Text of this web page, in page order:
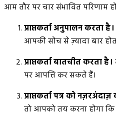
आम तौर पर चार संभावित परिणाम
प्राप्तकर्ता अनुपालन करता है।
आपकी सोच से ज़्यादा बार
प्राप्तकर्ता बातचीत करता है।
पर आपत्ति कर सकते हैं।
प्राप्तकर्ता पत्र को
तो आपको तय करना होगा